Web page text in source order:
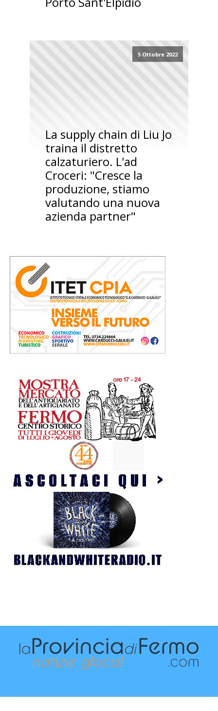
5 Ottobre 2022
La supply chain di Liu Jo
traina il distretto
calzaturiero. L'ad
Croceri: "Cresce la
produzione, stiamo
valutando una nuova
azienda partner"